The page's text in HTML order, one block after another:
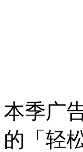
本季广
的「轻